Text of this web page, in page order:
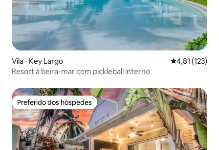
Vila ⋅ Key Largo 4,81 de uma
4,81 (123)
Resort à beira-mar com pickleball interno
Preferido dos hóspedes
Preferido dos hóspedes